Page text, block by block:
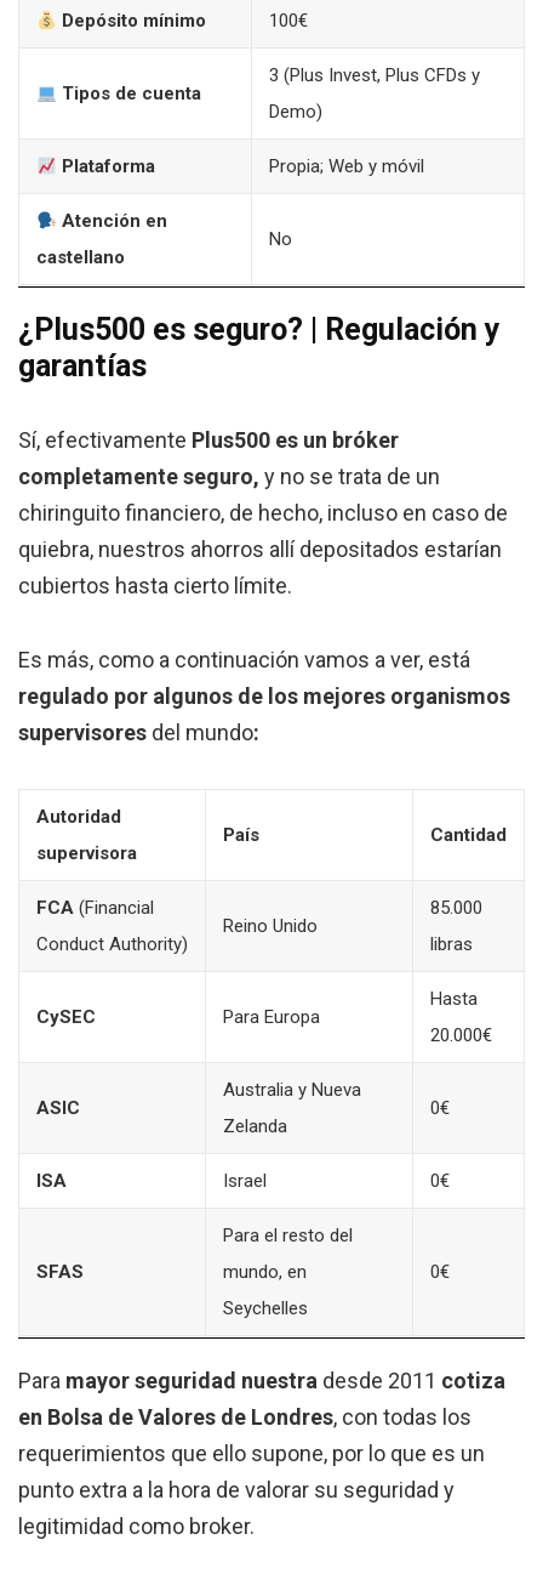
Depósito mínimo 100€
Tipos de cuenta
3 (Plus Invest, Plus CFDs y
Demo)
Plataforma Propia; Web y móvil
Atención en
castellano
No
¿Plus500 es seguro? | Regulación y
garantías
Sí, efectivamente Plus500 es un bróker
completamente seguro, y no se trata de un
chiringuito financiero, de hecho, incluso en caso de
quiebra, nuestros ahorros allí depositados estarían
cubiertos hasta cierto límite.
Es más, como a continuación vamos a ver, está
regulado por algunos de los mejores organismos
supervisores del mundo:
Autoridad
supervisora
País Cantidad
FCA (Financial
Conduct Authority)
Reino Unido
85.000
libras
CySEC Para Europa
Hasta
20.000€
ASIC
Australia y Nueva
Zelanda
0€
ISA Israel 0€
SFAS
Para el resto del
mundo, en
Seychelles
0€
Para mayor seguridad nuestra desde 2011 cotiza
en Bolsa de Valores de Londres, con todas los
requerimientos que ello supone, por lo que es un
punto extra a la hora de valorar su seguridad y
legitimidad como broker.